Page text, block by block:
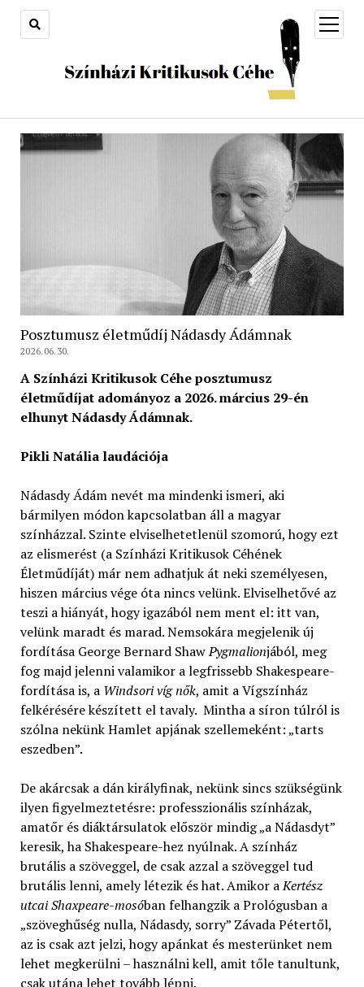
open
menu
Posztumusz életműdíj Nádasdy Ádámnak
2026.06.30.
A Színházi Kritikusok Céhe posztumusz
életműdíjat adományoz a 2026. március 29-én
elhunyt Nádasdy Ádámnak.
Pikli Natália laudációja
Nádasdy Ádám nevét ma mindenki ismeri, aki
bármilyen módon kapcsolatban áll a magyar
színházzal. Szinte elviselhetetlenül szomorú, hogy ezt
az elismerést (a Színházi Kritikusok Céhének
Életműdíját) már nem adhatjuk át neki személyesen,
hiszen március vége óta nincs velünk. Elviselhetővé az
teszi a hiányát, hogy igazából nem ment el: itt van,
velünk maradt és marad. Nemsokára megjelenik új
fordítása George Bernard ShawPygmalionjából, meg
fog majd jelenni valamikor a legfrissebb Shakespeare-
fordítása is, aWindsori víg nők, amit a Vígszínház
felkérésére készített el tavaly. Mintha a síron túlról is
szólna nekünk Hamlet apjának szellemeként: „tarts
eszedben”.
De akárcsak a dán királyfinak, nekünk sincs szükségünk
ilyen figyelmeztetésre: professzionális színházak,
amatőr és diáktársulatok először mindig „a Nádasdyt”
keresik, ha Shakespeare-hez nyúlnak. A színház
brutális a szöveggel, de csak azzal a szöveggel tud
brutális lenni, amely létezik és hat. Amikor aKertész
utcai Shaxpeare-mosóban felhangzik a Prológusban a
„szöveghűség nulla, Nádasdy, sorry” Závada Pétertől,
az is csak azt jelzi, hogy apánkat és mesterünket nem
lehet megkerülni – használni kell, amit tőle tanultunk,
csak utána lehet tovább lépni.